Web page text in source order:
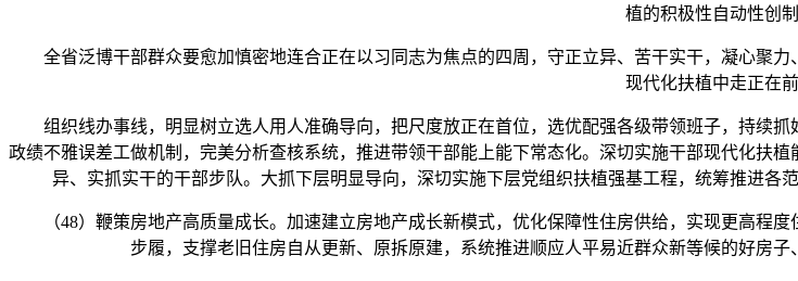
植的积极性自动性创制
全省泛博干部群众要愈加慎密地连合正在以习同志为焦点的四周，守正立异、苦干实干，凝心聚力
现代化扶植中走正在前
组织线办事线，明显树立选人用人准确导向，把尺度放正在首位，选优配强各级带领班子，持续抓
政绩不雅误差工做机制，完美分析查核系统，推进带领干部能上能下常态化。深切实施干部现代化扶
异、实抓实干的干部步队。大抓下层明显导向，深切实施下层党组织扶植强基工程，统筹推进各
（48）鞭策房地产高质量成长。加速建立房地产成长新模式，优化保障性住房供给，实现更高程
步履，支撑老旧住房自从更新、原拆原建，系统推进顺应人平易近群众新等候的好房